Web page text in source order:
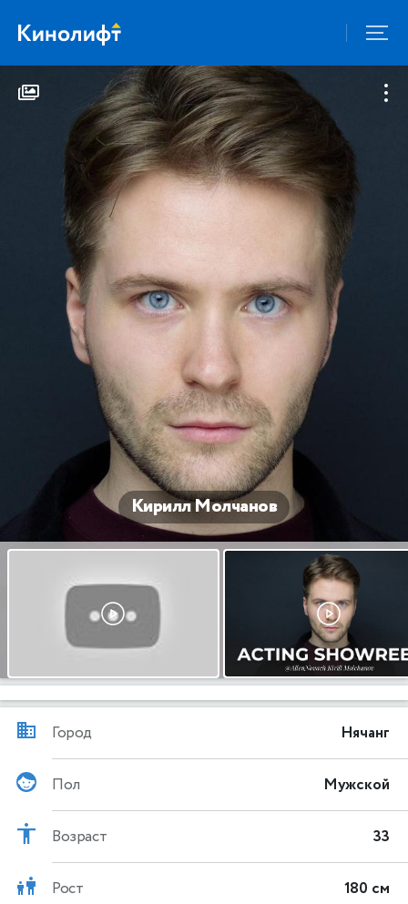
Кирилл Молчанов
Город Нячанг
Пол Мужской
Возраст 33
Рост 180 см